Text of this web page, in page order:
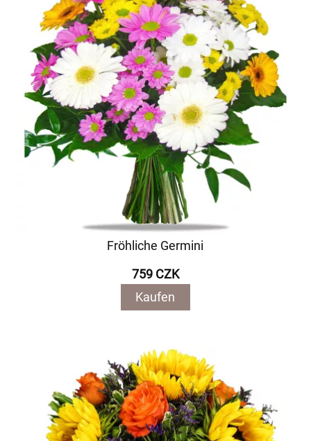
Fröhliche Germini
759 CZK
Kaufen